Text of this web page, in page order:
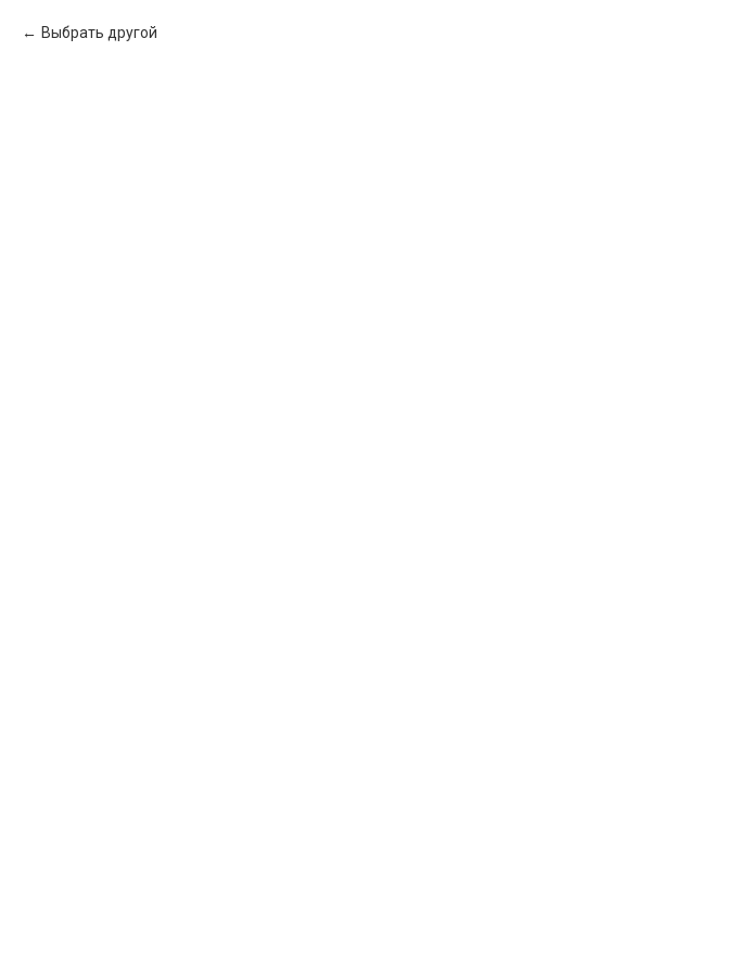
Выбрать другой